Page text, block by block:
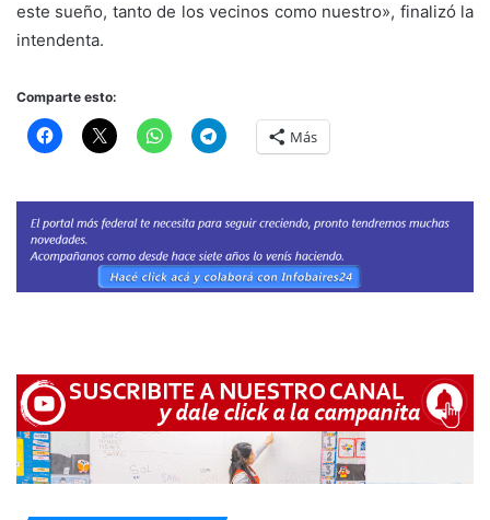
este sueño, tanto de los vecinos como nuestro», finalizó la
intendenta.
Comparte esto:
Más